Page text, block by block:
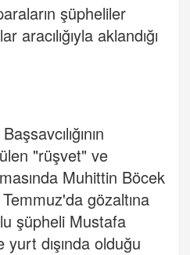
şüpheliler
aracılığıyla aklandığı
"rüşvet" ve
Muhittin Böcek
gözaltına
şüpheli Mustafa
dışında olduğu